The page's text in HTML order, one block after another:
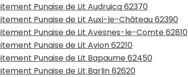
Punaise de Lit Audruicq 62370
Punaise de Lit Auxi-le-Château 62390
Punaise de Lit Avesnes-le-Comte 62810
Punaise de Lit Avion 62210
Punaise de Lit Bapaume 62450
Punaise de Lit Barlin 62620